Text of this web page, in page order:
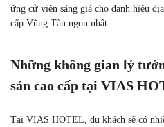
ứng cử viên sáng giá cho danh hiệu
cấp Vũng Tàu ngon nhất.
Những không gian lý
sản cao cấp tại VIAS
Tại VIAS HOTEL, du khách sẽ có